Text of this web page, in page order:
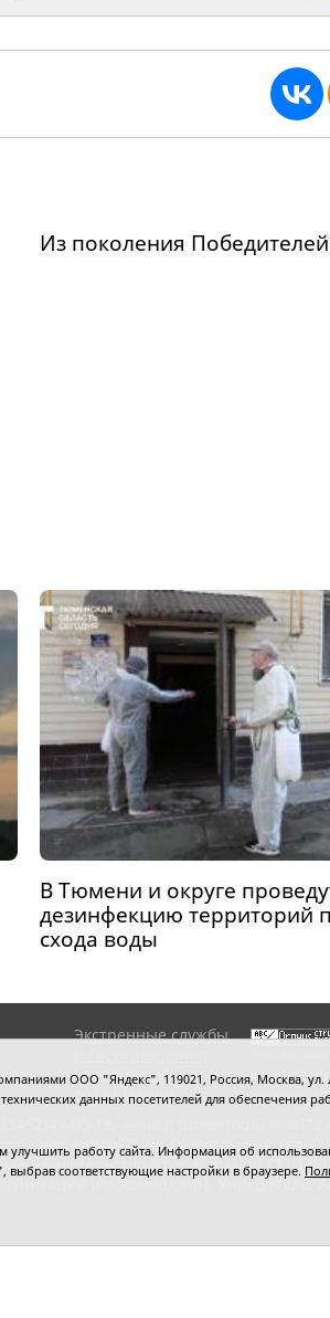
Из поколения Победителей
В Тюмени и округе
дезинфекцию территорий
схода воды
Экстренные службы
Сведения об
организации
выделите
нажмите
Отдел писем: тел.
свидетельство о регистрации СМИ
(Роскомнадзор). Учредитель:
ООО "Яндекс", 119021, Россия, Москва,
данных посетителей для обеспечения
работу сайта. Информация об
соответствующие настройки в браузере.